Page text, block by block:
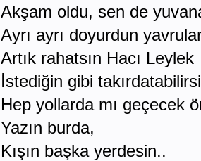
Akşam oldu, sen de
Ayrı ayrı doyurdun
Artık rahatsın Hacı Leylek
İstediğin gibi
Hep yollarda mı geçecek
Yazın burda,
Kışın başka yerdesin..